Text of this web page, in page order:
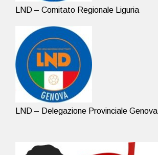
LND – Comitato Regionale Liguria
LND – Delegazione Provinciale Genova